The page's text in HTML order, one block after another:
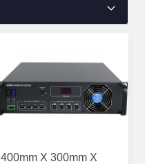
400mm X 300mm X